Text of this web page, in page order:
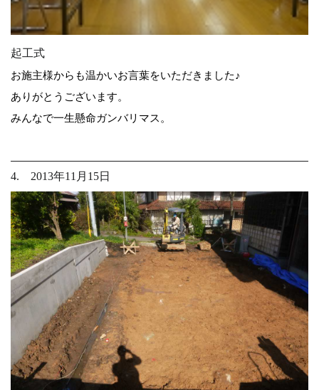
起工式
お施主様からも温かいお言葉をいただきました♪
ありがとうございます。
みんなで一生懸命ガンバリマス。
4. 2013年11月15日